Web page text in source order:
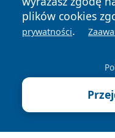
plików cookies
prywatności.
News Autorzy